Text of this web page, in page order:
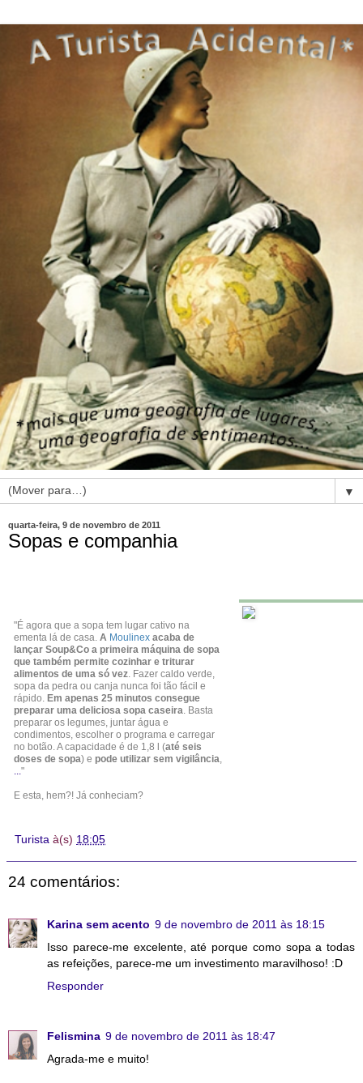
▼
quarta-feira, 9 de novembro de 2011
Sopas e companhia
"É agora que a sopa tem lugar cativo na
ementa lá de casa. A Moulinex acaba de
lançar Soup&Co a primeira máquina de sopa
que também permite cozinhar e triturar
alimentos de uma só vez. Fazer caldo verde,
sopa da pedra ou canja nunca foi tão fácil e
rápido. Em apenas 25 minutos consegue
preparar uma deliciosa sopa caseira. Basta
preparar os legumes, juntar água e
condimentos, escolher o programa e carregar
no botão. A capacidade é de 1,8 l (até seis
doses de sopa) e pode utilizar sem vigilância,
..."
E esta, hem?! Já conheciam?
Turista à(s) 18:05
24 comentários:
Karina sem acento 9 de novembro de 2011 às 18:15
Isso parece-me excelente, até porque como sopa a todas
as refeições, parece-me um investimento maravilhoso! :D
Responder
Felismina 9 de novembro de 2011 às 18:47
Agrada-me e muito!